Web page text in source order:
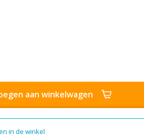
aan winkelwagen
in de winkel